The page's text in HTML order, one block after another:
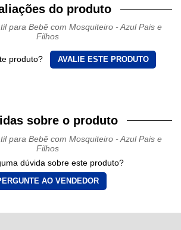
do produto
para Bebê com Mosquiteiro - Azul Pais e
Filhos
produto? AVALIE ESTE PRODUTO
sobre o produto
para Bebê com Mosquiteiro - Azul Pais e
Filhos
dúvida sobre este produto?
AO VENDEDOR